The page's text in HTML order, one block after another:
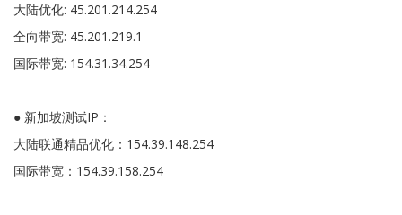
大陆优化: 45.201.214.254
全向带宽: 45.201.219.1
国际带宽: 154.31.34.254
● 新加坡测试IP：
大陆联通精品优化：154.39.148.254
国际带宽：154.39.158.254